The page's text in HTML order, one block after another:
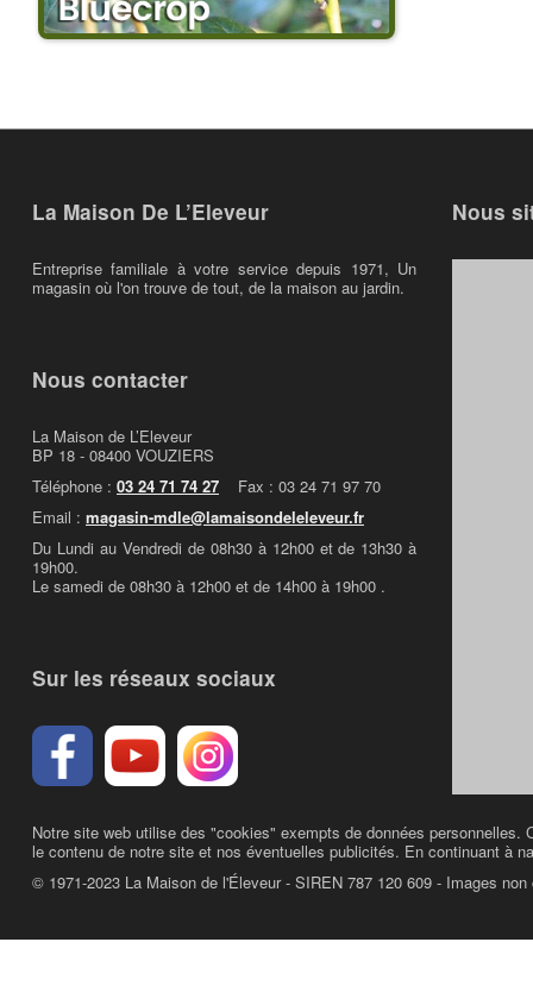
La Maison De L’Eleveur
Entreprise familiale à votre service depuis 1971, Un
magasin où l'on trouve de tout, de la maison au jardin.
Nous contacter
La Maison de L’Eleveur
BP 18 - 08400 VOUZIERS
Téléphone : 03 24 71 74 27 Fax : 03 24 71 97 70
Email : magasin-mdle@lamaisondeleleveur.fr
Du Lundi au Vendredi de 08h30 à 12h00 et de 13h30 à
19h00.
Le samedi de 08h30 à 12h00 et de 14h00 à 19h00 .
Sur les réseaux sociaux
Nous
Notre site web utilise des "cookies" exempts de données
le contenu de notre site et nos éventuelles publicités. En continuant à
© 1971-2023 La Maison de l'Éleveur - SIREN 787 120 609 - Images